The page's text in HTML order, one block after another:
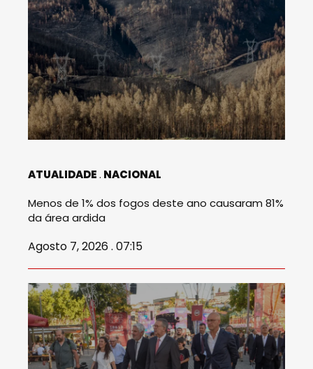
ATUALIDADE NACIONAL
Menos de 1% dos fogos deste ano causaram 81%
da área ardida
Agosto 7, 2026 . 07:15